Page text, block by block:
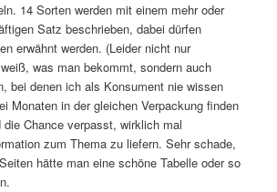
14 Sorten werden mit einem mehr oder
Satz beschrieben, dabei dürfen
erwähnt werden. (Leider nicht nur
was man bekommt, sondern auch
bei denen ich als Konsument nie wissen
Monaten in der gleichen Verpackung finden
die Chance verpasst, wirklich mal
zum Thema zu liefern. Sehr schade,
hätte man eine schöne Tabelle oder so